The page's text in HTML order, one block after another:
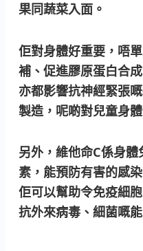
果同蔬菜入面。
佢對身體好重要，唔
補 、促進膠原蛋白合成
亦都影響抗神經緊張
製造，呢啲對兒童身
另外，維他命C係身
素 ， 能預防有害的感染
佢可以幫助令免疫細
抗外來病毒、細菌嘅能